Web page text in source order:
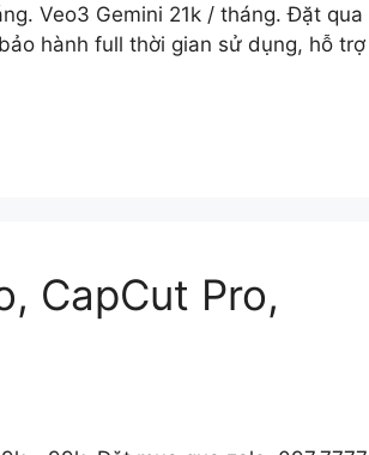
Veo3 Gemini 21k / tháng. Đặt qua
hành full thời gian sử dụng, hỗ trợ
CapCut Pro,